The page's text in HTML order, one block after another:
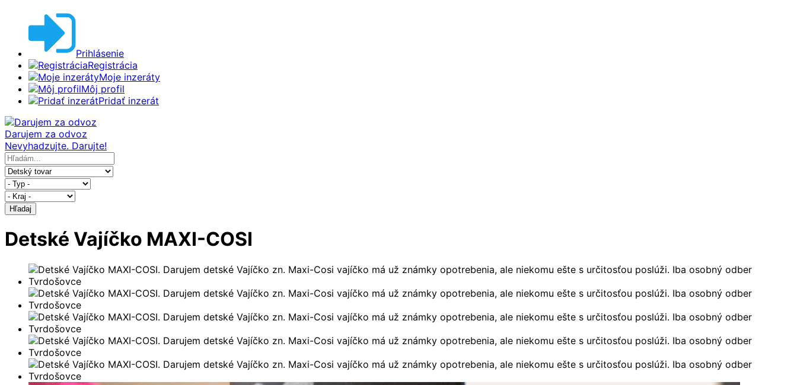
Prihlásenie
Registrácia
Moje inzeráty
Môj profil
Pridať inzerát
Darujem za odvoz
Nevyhadzujte. Darujte!
Hľadaj
Detské Vajíčko MAXI-COSI